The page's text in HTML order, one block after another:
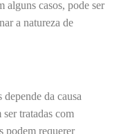
alguns casos, pode ser
a natureza de
da causa
tratadas com
podem requerer